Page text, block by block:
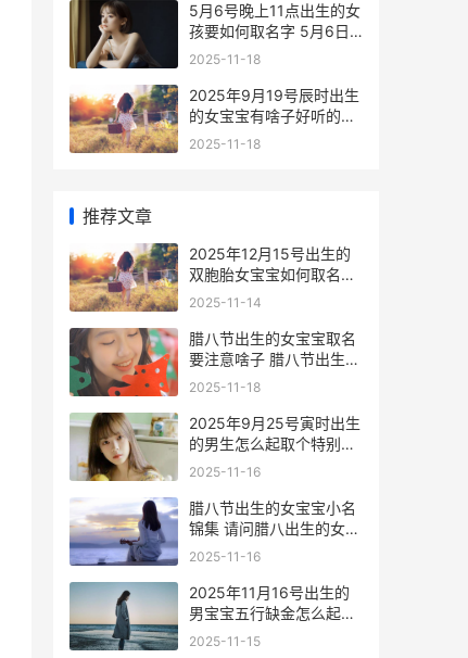
5月6号晚上11点出生的女
孩要如何取名字 5月6日
晚上
2025-11-18
2025年9月19号辰时出生
的女宝宝有啥子好听的名
字 2025年9月19日阳历
2025-11-18
推荐文章
2025年12月15号出生的
双胞胎女宝宝如何取名字
相对好 2025年12月15日
2025-11-14
腊八节出生的女宝宝取名
要注意啥子 腊八节出生的
女人
2025-11-18
2025年9月25号寅时出生
的男生怎么起取个特别棒
的名字与五行属性 2025
2025-11-16
腊八节出生的女宝宝小名
锦集 请问腊八出生的女孩
命怎样?
2025-11-16
2025年11月16号出生的
男宝宝五行缺金怎么起名
2025年11月16号是农历
2025-11-15